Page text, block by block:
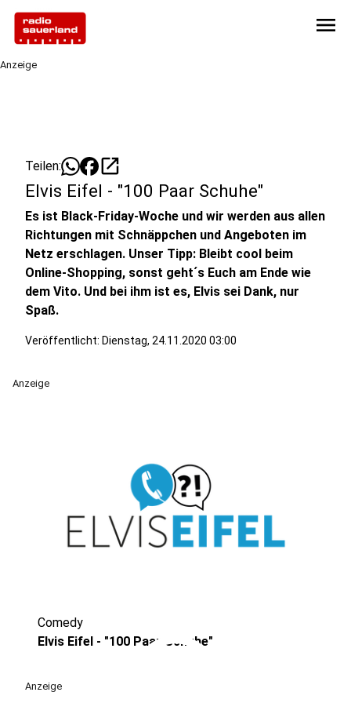
menu
Anzeige
Teilen: open_in_new
Elvis Eifel - "100 Paar Schuhe"
Es ist Black-Friday-Woche und wir werden aus allen
Richtungen mit Schnäppchen und Angeboten im
Netz erschlagen. Unser Tipp: Bleibt cool beim
Online-Shopping, sonst geht´s Euch am Ende wie
dem Vito. Und bei ihm ist es, Elvis sei Dank, nur
Spaß.
Veröffentlicht: Dienstag, 24.11.2020 03:00
Anzeige
play_circle
Comedy
Elvis Eifel - "100 Paar Schuhe"
Anzeige